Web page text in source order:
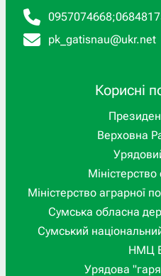
0957074668;
pk_gatisnau@ukr.net
Корисні
Верховна
Міністерство
Міністерство аграрної
Сумська обласна
Сумський
НМЦ
Урядова